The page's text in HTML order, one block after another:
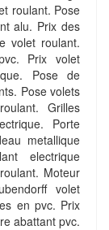
roulant. Pose
alu. Prix des
volet roulant.
Prix volet
Pose de
Pose volets
Grilles
Porte
metallique
electrique
Moteur
volet
en pvc. Prix
abattant pvc.